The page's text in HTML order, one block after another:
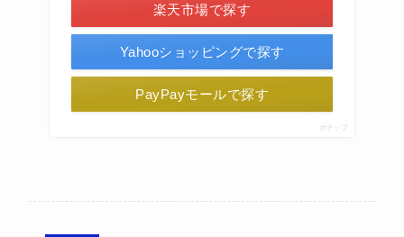
楽天市場で探す
Yahooショッピングで探す
PayPayモールで探す
ポチップ